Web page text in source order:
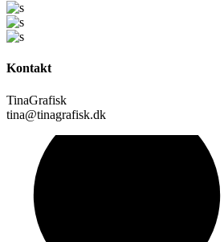
Kontakt
TinaGrafisk
tina@tinagrafisk.dk